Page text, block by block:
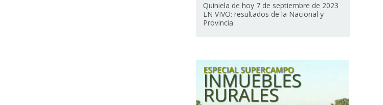
Quiniela de hoy 7 de septiembre de 2023
EN VIVO: resultados de la Nacional y
Provincia